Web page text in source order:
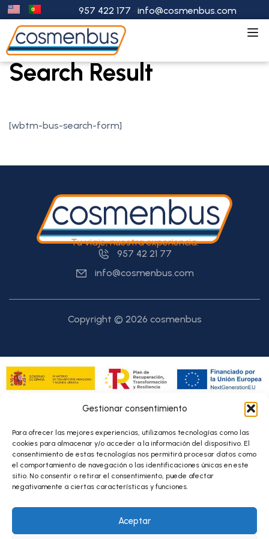
Gestionar consentimiento
Para ofrecer las mejores experiencias, utilizamos tecnologías como las
cookies para almacenar y/o acceder a la información del dispositivo. El
consentimiento de estas tecnologías nos permitirá procesar datos como
el comportamiento de navegación o las identificaciones únicas en este
sitio. No consentir o retirar el consentimiento, puede afectar
negativamente a ciertas características y funciones.
Aceptar
957 422 177 ·info@cosmenbus.com
Home Search Result
Search Result
[wbtm-bus-search-form]
Tu viaje, nuestra experiencia.
957 42 21 77
info@cosmenbus.com
Copyright © 2026 cosmenbus
Financiado por fondos Next Generation para la transformación de
flotas de transporte de personas viajeras y mercancía de
carretera, así como de empresas que realicen transporte privado
complementario, en el marco del Plan de Recuperación,
Transformación y Resiliencia, acogidos al Real Decreto 983/2021
Andaluza de Movilidad PMR S.L.,ha sido beneficiaria de Fondos
PYMES, y gracias al cual ha puesto en marcha un Plan de Acción
con el objetivo de reforzar la digitalización y la competitividad de
las pymes durante el año 2026. Para ello ha contado con el apoyo